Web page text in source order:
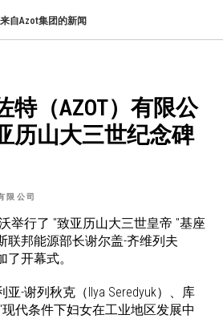
来自Azot集团的新闻
特（AZOT）有限公
历山大三世纪念碑
限公司
举行了 "致亚历山大三世皇帝 "基座
联邦能源部长谢尔盖-齐维列夫
了开幕式。
-谢列秋克（Ilya Seredyuk）、库
代条件下妇女在工业地区发展中